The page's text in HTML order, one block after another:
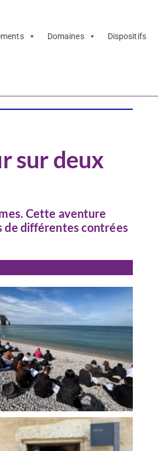
Domaines Dispositifs
sur deux
Cette aventure
de différentes contrées